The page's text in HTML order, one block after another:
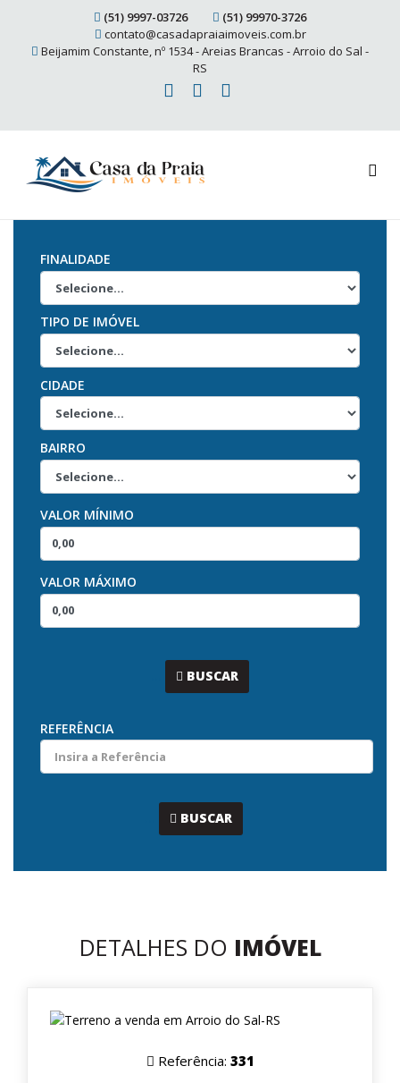
(51) 9997-03726
(51) 99970-3726
contato@casadapraiaimoveis.com.br
Beijamim Constante, nº 1534 - Areias Brancas - Arroio do Sal -
RS
FINALIDADE
TIPO DE IMÓVEL
CIDADE
BAIRRO
VALOR MÍNIMO
VALOR MÁXIMO
BUSCAR
REFERÊNCIA
BUSCAR
DETALHES DO IMÓVEL
Referência: 331